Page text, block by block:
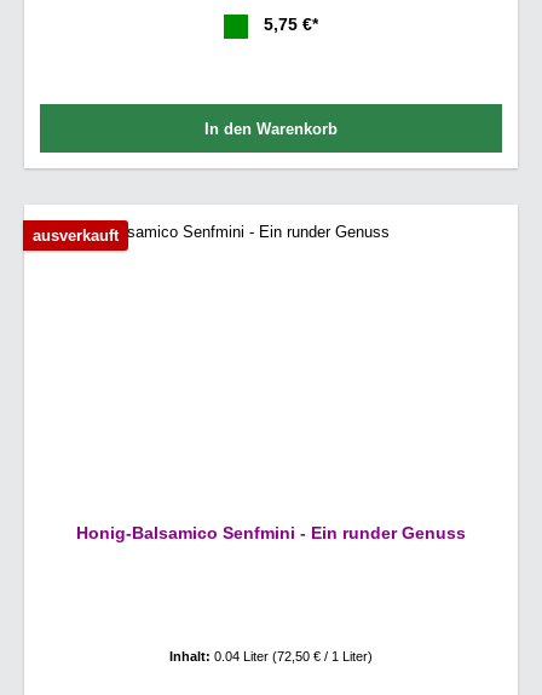
5,75 €*
In den Warenkorb
ausverkauft
Honig-Balsamico Senfmini - Ein runder Genuss
Inhalt: 0.04 Liter (72,50 € / 1 Liter)